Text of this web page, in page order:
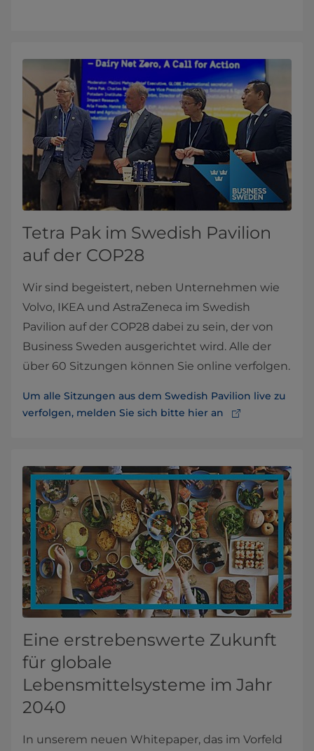
Tetra Pak im Swedish Pavilion
auf der COP28
Wir sind begeistert, neben Unternehmen wie
Volvo, IKEA und AstraZeneca im Swedish
Pavilion auf der COP28 dabei zu sein, der von
Business Sweden ausgerichtet wird. Alle der
über 60 Sitzungen können Sie online verfolgen.
Um alle Sitzungen aus dem Swedish Pavilion live zu
verfolgen, melden Sie sich bitte hier an
Eine erstrebenswerte Zukunft
für globale
Lebensmittelsysteme im Jahr
2040
In unserem neuen Whitepaper, das im Vorfeld